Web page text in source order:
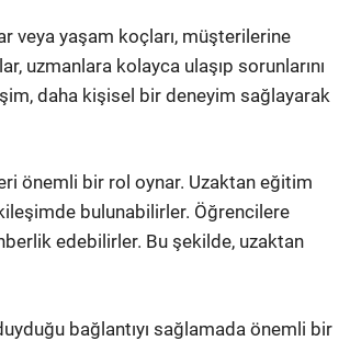
veya yaşam koçları, müşterilerine
uzmanlara kolayca ulaşıp sorunlarını
daha kişisel bir deneyim sağlayarak
önemli bir rol oynar. Uzaktan eğitim
bulunabilirler. Öğrencilere
edebilirler. Bu şekilde, uzaktan
bağlantıyı sağlamada önemli bir